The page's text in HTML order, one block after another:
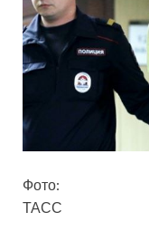
Фото:
ТАСС